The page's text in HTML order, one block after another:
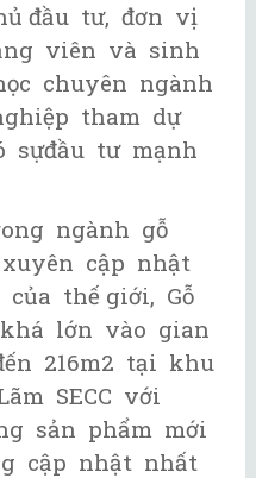
đầu tư, đơn vị
viên và sinh
chuyên ngành
tham dự
sựđầu tư mạnh
ngành gỗ
cập nhật
thế giới, Gỗ
lớn vào gian
216m2 tại khu
SECC với
sản phẩm mới
cập nhật nhất